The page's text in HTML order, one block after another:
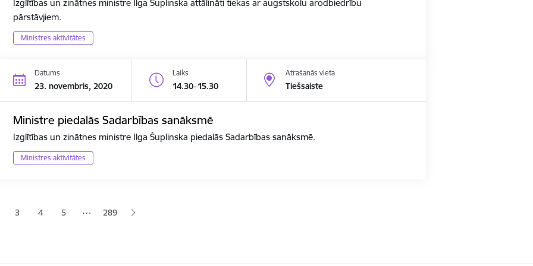
Izglītības un zinātnes ministre Ilga Šuplinska attālināti tiekas ar augstskolu arodbiedrību
pārstāvjiem.
Ministres aktivitātes
Datums
23. novembris, 2020
Laiks
14.30–15.30
Atrašanās vieta
Tiešsaiste
Ministre piedalās Sadarbības sanāksmē
Izglītības un zinātnes ministre Ilga Šuplinska piedalās Sadarbības sanāksmē.
Ministres aktivitātes
lapaLapa
3 Lapa
4 Lapa
5 … 289